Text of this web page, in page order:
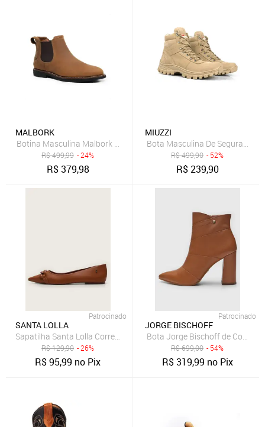
MALBORK
Botina Masculina Malbork Couro Caramelo Estilo Chelsea Conforto
R$499,99 - 24%
R$379,98
MIUZZI
Bota Masculina De Segurança
R$499,90 - 52%
R$239,90
Patrocinado
SANTA LOLLA
Sapatilha Santa Lolla Corrente Caramelo
R$129,90 - 26%
R$95,99 no Pix
Patrocinado
JORGE BISCHOFF
Bota Jorge Bischoff de Couro
R$699,00 - 54%
R$319,99 no Pix